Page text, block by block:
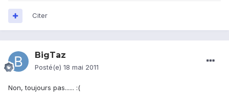
Citer
BigTaz
Posté(e) 18 mai 2011
Non, toujours pas...... :(